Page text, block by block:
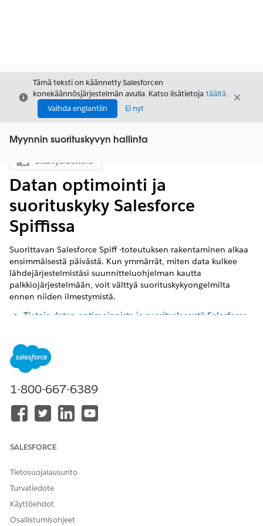
Sulje
Tämä teksti on käännetty Salesforcen
konekäännösjärjestelmän avulla. Katso lisätietoja täältä.
Vaihda englantiin
Ei nyt
Sulje
Myynnin suorituskyvyn hallinta
Näytä sisällysluettelo
Sisällysluettelo
Datan optimointi ja
suorituskyky Salesforce
Spiffissa
Suorittavan Salesforce Spiff -toteutuksen rakentaminen alkaa
ensimmäisestä päivästä. Kun ymmärrät, miten data kulkee
lähdejärjestelmistäsi suunnitteluohjelman kautta
palkkiojärjestelmään, voit välttyä suorituskykyongelmilta
ennen niiden ilmestymistä.
Tietoja datan optimoinnista ja suorituskyvystä Salesforce
oleva logiikka, mikä tarkoittaa, että kokoonpanon aikana
tekemäsi päätökset vaikuttavat suoraan lausumien
Datasuodattimen suorituskyvyn optimointi Salesforce
Spiffissa
Hyvin rakenteelliset datasuodattimet ovat ainoa tehokkain
Spiffissa. Käytä suodattimia oikeassa järjestyksessä, rajoita
pakottavat palkkiojärjestelmän tekemään tarpeettomia
töitä.
Encapsulation-ominaisuuden käyttäminen Salesforce
Spiff -laskentoissa
1-800-667-6389
SALESFORCE
Tietosuojalausunto
Turvatiedote
Käyttöehdot
Osallistumisohjeet